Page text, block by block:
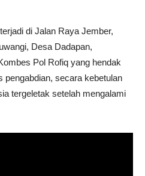
di Jalan Raya Jember,
Desa Dadapan,
Pol Rofiq yang hendak
pengabdian, secara kebetulan
tergeletak setelah mengalami